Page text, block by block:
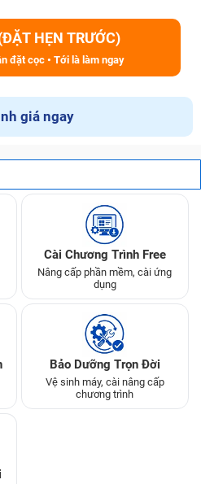
HẸN TRƯỚC)
đặt cọc • Tới là làm ngay
giá ngay
Cài Chương Trình Free
Nâng cấp phần mềm, cài ứng
dụng
Bảo Dưỡng Trọn Đời
Vệ sinh máy, cài nâng cấp
chương trình